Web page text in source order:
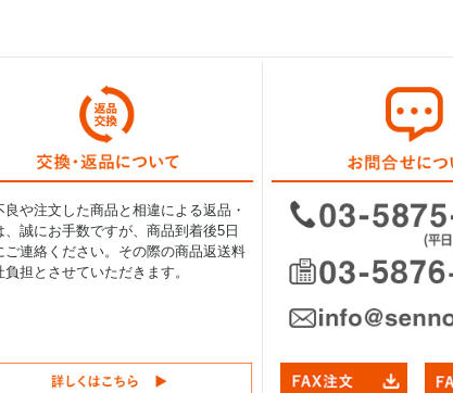
良や注文した商品と相違による返品・
、誠にお手数ですが、商品到着後5日
ご連絡ください。その際の商品返送料
負担とさせていただきます。